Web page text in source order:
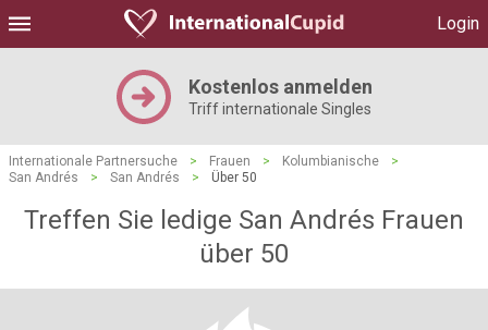
Login
Kostenlos anmelden
Triff internationale Singles
Internationale Partnersuche > Frauen > Kolumbianische
>
San Andrés
> San Andrés > Über 50
Treffen Sie ledige San Andrés Frauen
über 50